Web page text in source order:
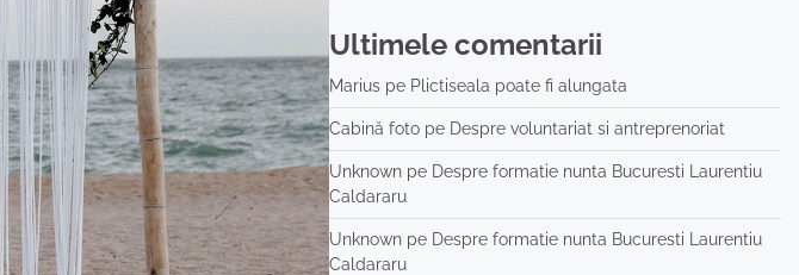
Ultimele comentarii
Mariuspe Plictiseala poate fi alungata
Cabină fotope Despre voluntariat si antreprenoriat
Unknownpe Despre formatie nunta Bucuresti Laurentiu
Caldararu
Unknownpe Despre formatie nunta Bucuresti Laurentiu
Caldararu